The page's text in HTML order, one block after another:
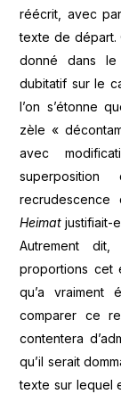
réécrit, avec
texte de départ.
donné dans le
dubitatif sur le
l’on s’étonne
zèle «
avec
Heimat justifiait-
Autrement
proportions cet
qu’a vraiment
comparer ce
contentera
qu’il serait
texte sur lequel